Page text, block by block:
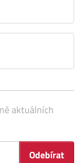
aktuálních
Odebírat